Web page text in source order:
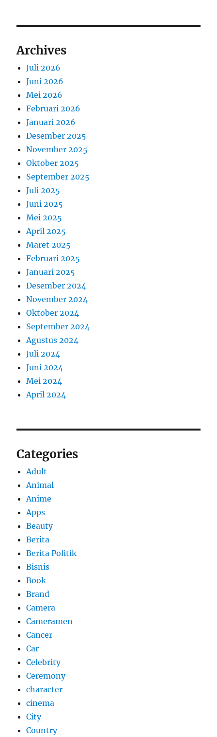
Archives
Juli 2026
Juni 2026
Mei 2026
Februari 2026
Januari 2026
Desember 2025
November 2025
Oktober 2025
September 2025
Juli 2025
Juni 2025
Mei 2025
April 2025
Maret 2025
Februari 2025
Januari 2025
Desember 2024
November 2024
Oktober 2024
September 2024
Agustus 2024
Juli 2024
Juni 2024
Mei 2024
April 2024
Categories
Adult
Animal
Anime
Apps
Beauty
Berita
Berita Politik
Bisnis
Book
Brand
Camera
Cameramen
Cancer
Car
Celebrity
Ceremony
character
cinema
City
Country